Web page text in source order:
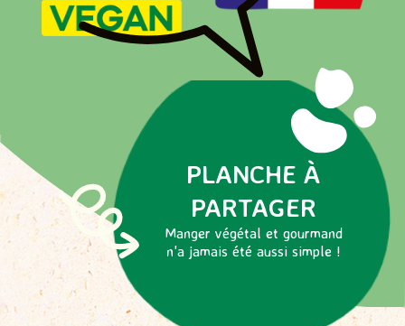
vinaigre, sel), ail.
Allergènes : en gras.
Peut contenir des traces d’oeufs, soja, gluten,
poissons et crustacés.
Sel (g)
0,94
PLANCHE À
PARTAGER
Manger végétal et gourmand
n'a jamais été aussi simple !